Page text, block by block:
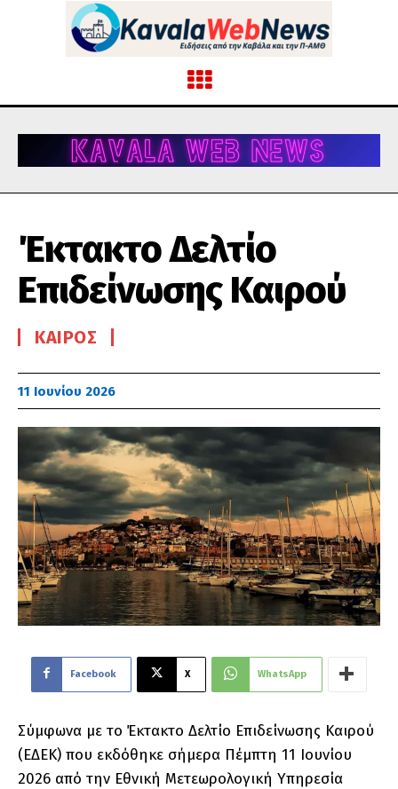
Έκτακτο Δελτίο
Επιδείνωσης Καιρού
ΚΑΙΡΌΣ
11 Ιουνίου 2026
Facebook X WhatsApp
Σύμφωνα με το Έκτακτο Δελτίο Επιδείνωσης Καιρού
(ΕΔΕΚ) που εκδόθηκε σήμερα Πέμπτη 11 Ιουνίου
2026 από την Εθνική Μετεωρολογική Υπηρεσία